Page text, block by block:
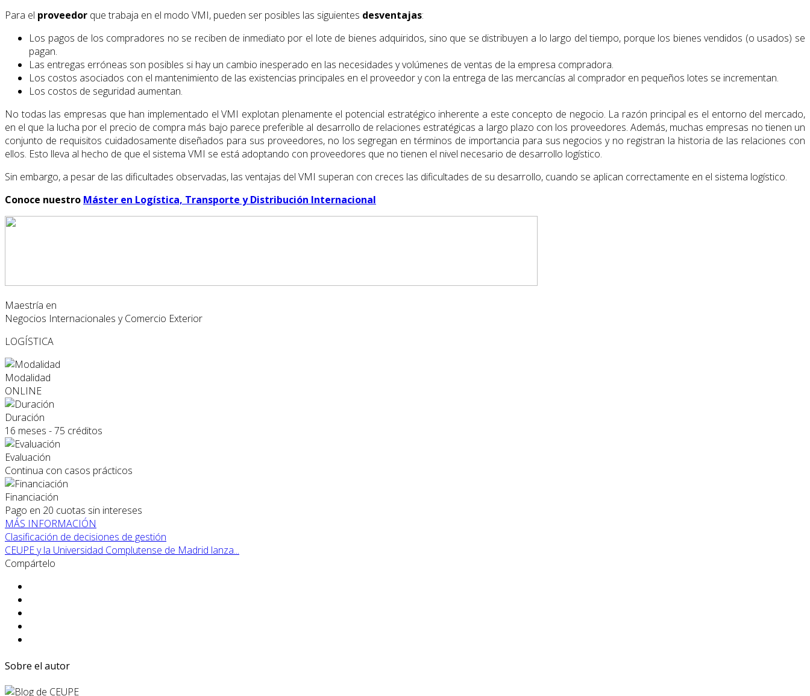
Para el proveedor que trabaja en el modo VMI, pueden ser posibles las siguientes desventajas:
Los pagos de los compradores no se reciben de inmediato por el lote de bienes adquiridos, sino que se distribuyen a lo largo del tiempo, porque los bienes vendidos (o usados) se
pagan.
Las entregas erróneas son posibles si hay un cambio inesperado en las necesidades y volúmenes de ventas de la empresa compradora.
Los costos asociados con el mantenimiento de las existencias principales en el proveedor y con la entrega de las mercancías al comprador en pequeños lotes se incrementan.
Los costos de seguridad aumentan.
No todas las empresas que han implementado el VMI explotan plenamente el potencial estratégico inherente a este concepto de negocio. La razón principal es el entorno del mercado,
en el que la lucha por el precio de compra más bajo parece preferible al desarrollo de relaciones estratégicas a largo plazo con los proveedores. Además, muchas empresas no tienen un
conjunto de requisitos cuidadosamente diseñados para sus proveedores, no los segregan en términos de importancia para sus negocios y no registran la historia de las relaciones con
ellos. Esto lleva al hecho de que el sistema VMI se está adoptando con proveedores que no tienen el nivel necesario de desarrollo logístico.
Sin embargo, a pesar de las dificultades observadas, las ventajas del VMI superan con creces las dificultades de su desarrollo, cuando se aplican correctamente en el sistema logístico.
Conoce nuestro Máster en Logística, Transporte y Distribución Internacional
Maestría en
Negocios Internacionales y Comercio Exterior
LOGÍSTICA
Modalidad
ONLINE
Duración
16 meses - 75 créditos
Evaluación
Continua con casos prácticos
Financiación
Pago en 20 cuotas sin intereses
MÁS INFORMACIÓN
Clasificación de decisiones de gestión
CEUPE y la Universidad Complutense de Madrid lanza...
Compártelo
Sobre el autor